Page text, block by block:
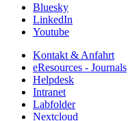
Bluesky
LinkedIn
Youtube
Kontakt & Anfahrt
eResources - Journals
Helpdesk
Intranet
Labfolder
Nextcloud